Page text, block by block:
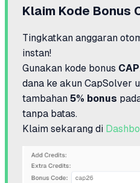
Klaim Kode Bonus
Tingkatkan anggaran
instan!
Gunakan kode bonus
dana ke akun CapSolver
tambahan 5% bonus
tanpa batas.
Klaim sekarang di